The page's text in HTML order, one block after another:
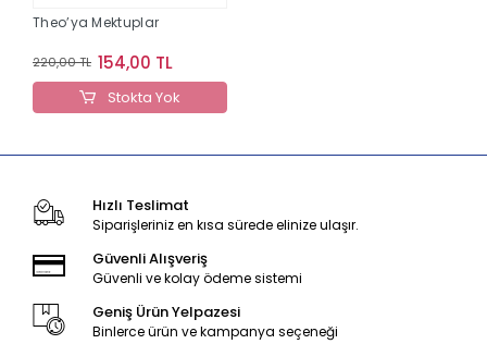
Theo’ya Mektuplar
220,00 TL 154,00 TL
Stokta Yok
Hızlı Teslimat
Siparişleriniz en kısa sürede elinize ulaşır.
Güvenli Alışveriş
Güvenli ve kolay ödeme sistemi
Geniş Ürün Yelpazesi
Binlerce ürün ve kampanya seçeneği